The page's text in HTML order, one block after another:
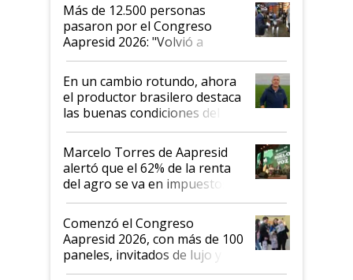
Más de 12.500 personas
pasaron por el Congreso
Aapresid 2026: "Volvió a
demostrar que hablar del
suelo es hablar de todo el
sistema productivo"
En un cambio rotundo, ahora
el productor brasilero destaca
las buenas condiciones del
agro argentino para invertir:
"Los veo más motivados"
Marcelo Torres de Aapresid
alertó que el 62% de la renta
del agro se va en impuestos:
"No es bueno que en
Argentina se sigan discutiendo
las mismas cosas de hace 50
años"
Comenzó el Congreso
Aapresid 2026, con más de 100
paneles, invitados de lujo y
todas las tendencias